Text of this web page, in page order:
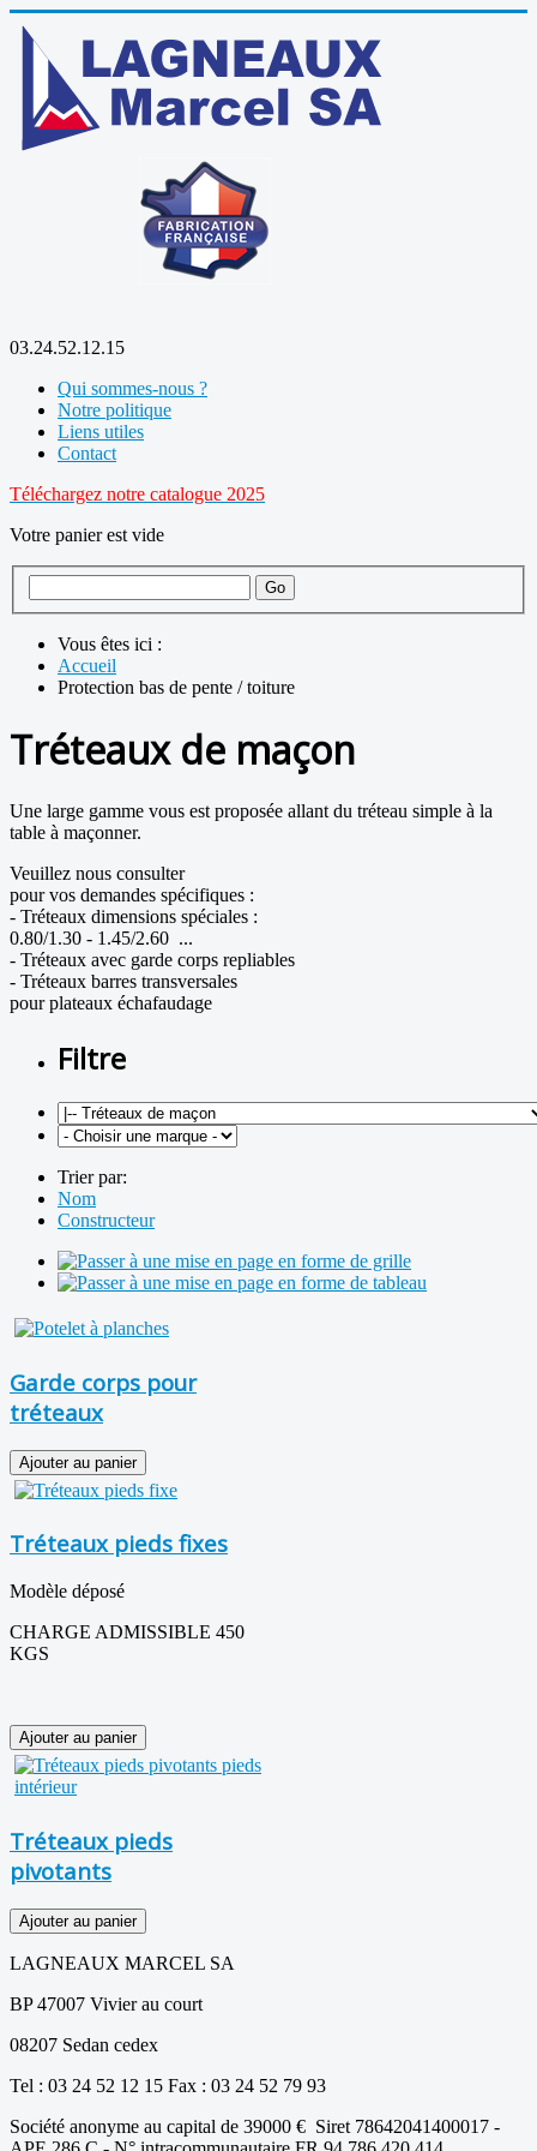
03.24.52.12.15
Qui sommes-nous ?
Notre politique
Liens utiles
Contact
Téléchargez notre catalogue 2025
Votre panier est vide
Vous êtes ici :
Accueil
Protection bas de pente / toiture
Tréteaux de maçon
Une large gamme vous est proposée allant du tréteau simple à la
table à maçonner.
Veuillez nous consulter
pour vos demandes spécifiques :
- Tréteaux dimensions spéciales :
0.80/1.30 - 1.45/2.60 ...
- Tréteaux avec garde corps repliables
- Tréteaux barres transversales
pour plateaux échafaudage
Filtre
Trier par:
Nom
Constructeur
Garde corps pour
tréteaux
Tréteaux pieds fixes
Modèle déposé
CHARGE ADMISSIBLE 450
KGS
Tréteaux pieds
pivotants
LAGNEAUX MARCEL SA
BP 47007 Vivier au court
08207 Sedan cedex
Tel : 03 24 52 12 15 Fax : 03 24 52 79 93
Société anonyme au capital de 39000 € Siret 78642041400017 -